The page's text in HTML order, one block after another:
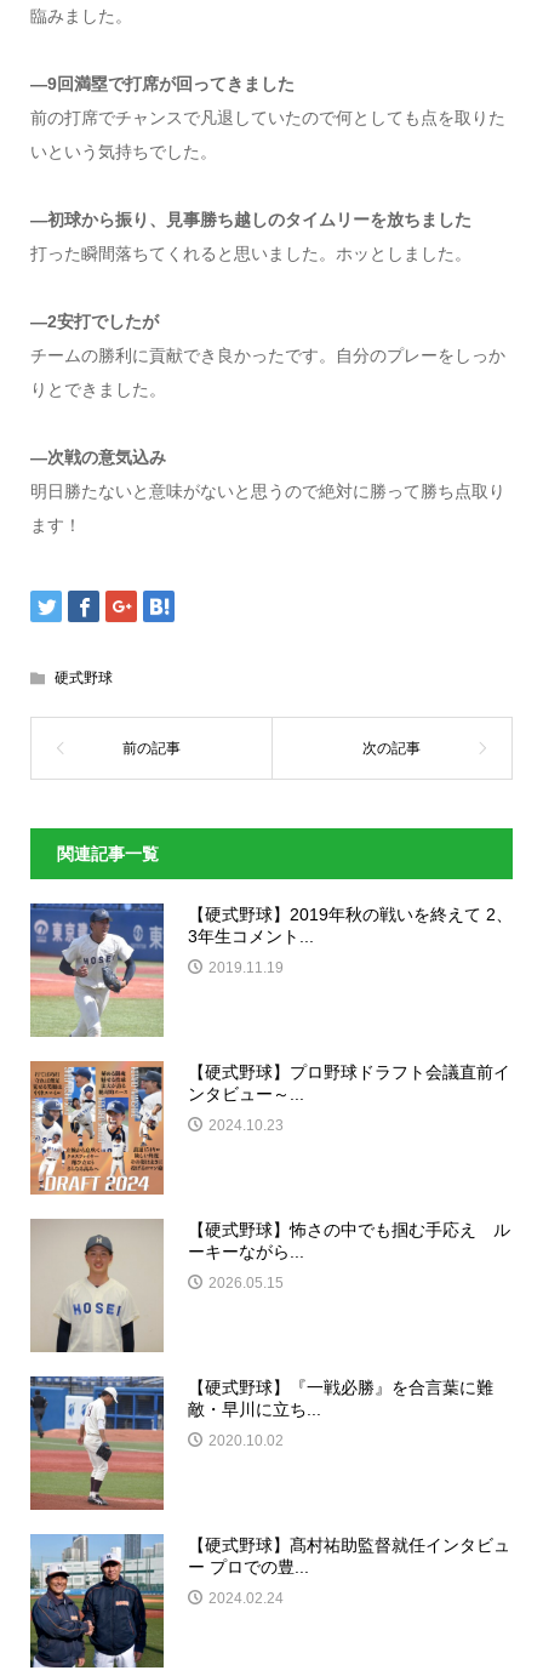
臨みました。
―9回満塁で打席が回ってきました
前の打席でチャンスで凡退していたので何としても点を取りた
いという気持ちでした。
―初球から振り、見事勝ち越しのタイムリーを放ちました
打った瞬間落ちてくれると思いました。ホッとしました。
―2安打でしたが
チームの勝利に貢献でき良かったです。自分のプレーをしっか
りとできました。
―次戦の意気込み
明日勝たないと意味がないと思うので絶対に勝って勝ち点取り
ます！
硬式野球
関連記事一覧
【硬式野球】2019年秋の戦いを終えて 2、
3年生コメント...
2019.11.19
【硬式野球】プロ野球ドラフト会議直前イ
ンタビュー～...
2024.10.23
【硬式野球】怖さの中でも掴む手応え ル
ーキーながら...
2026.05.15
【硬式野球】『一戦必勝』を合言葉に難
敵・早川に立ち...
2020.10.02
【硬式野球】髙村祐助監督就任インタビュ
ー プロでの豊...
2024.02.24